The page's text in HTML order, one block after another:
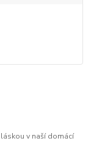
v naší domácí